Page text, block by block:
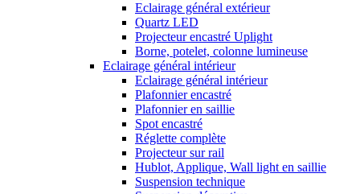
Eclairage général extérieur
Quartz LED
Projecteur encastré Uplight
Borne, potelet, colonne lumineuse
Eclairage général intérieur
Eclairage général intérieur
Plafonnier encastré
Plafonnier en saillie
Spot encastré
Réglette complète
Projecteur sur rail
Hublot, Applique, Wall light en saillie
Suspension technique